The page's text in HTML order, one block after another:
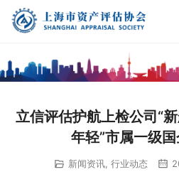
立信评估护航上检公司“
年轻”市属一级
新闻资讯 行业动态